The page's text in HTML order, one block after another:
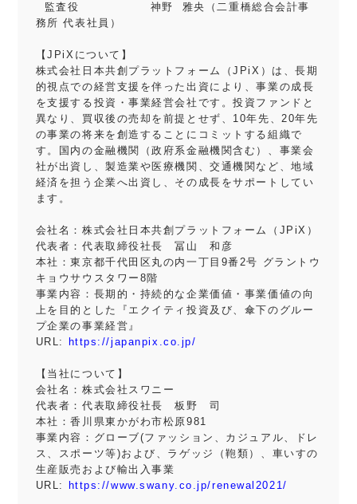
監査役 神野 雅央（二重橋総合会計事
務所 代表社員）
【JPiXについて】
株式会社日本共創プラットフォーム（JPiX）は、長期
的視点での経営支援を伴った出資により、事業の成長
を支援する投資・事業経営会社です。投資ファンドと
異なり、買収後の売却を前提とせず、10年先、20年先
の事業の将来を創造することにコミットする組織で
す。国内の金融機関（政府系金融機関含む）、事業会
社が出資し、製造業や医療機関、交通機関など、地域
経済を担う企業へ出資し、その成長をサポートしてい
ます。
会社名：株式会社日本共創プラットフォーム（JPiX）
代表者：代表取締役社長 冨山 和彦
本社：東京都千代田区丸の内一丁目9番2号 グラントウ
キョウサウスタワー8階
事業内容：長期的・持続的な企業価値・事業価値の向
上を目的とした『エクイティ投資及び、傘下のグルー
プ企業の事業経営』
URL:
https://japanpix.co.jp/
【当社について】
会社名：株式会社スワニー
代表者：代表取締役社長 板野 司
本社：香川県東かがわ市松原981
事業内容：グローブ(ファッション、カジュアル、ドレ
ス、スポーツ等)および、ラゲッジ（鞄類）、車いすの
生産販売および輸出入事業
URL:
https://www.swany.co.jp/renewal2021/